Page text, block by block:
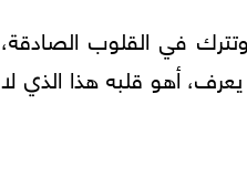
في القلوب الصادقة،
يعرف، أهو قلبه هذا الذي لا